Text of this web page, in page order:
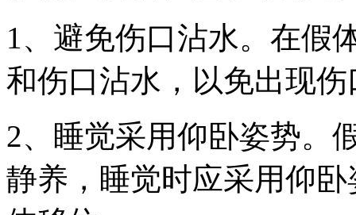
1、避免伤口沾水。在假
和伤口沾水，以免出现
2、睡觉采用仰卧姿势。
静养，睡觉时应采用仰